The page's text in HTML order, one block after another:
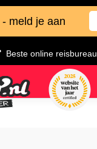
- meld je aan
Beste online reisbureau